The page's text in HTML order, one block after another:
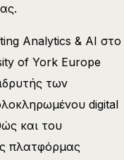
Analytics & AI στο
of York Europe
των
digital
και του
πλατφόρμας